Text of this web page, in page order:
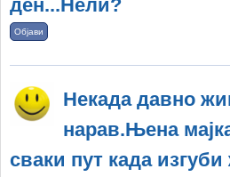
ден...Нели?
Објави
Некада давно
нарав.Њена мајка
сваки пут када